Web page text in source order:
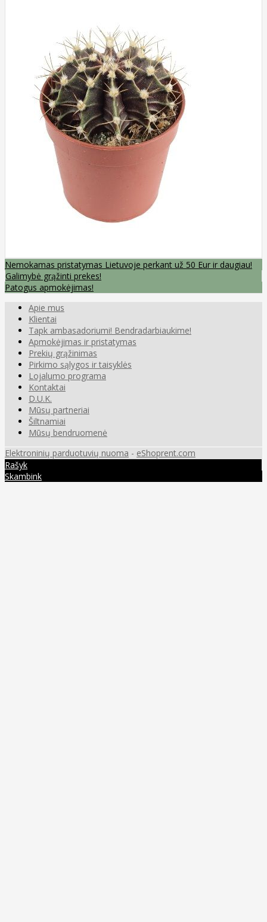
Nemokamas pristatymas Lietuvoje perkant už 50 Eur ir daugiau!
Galimybė grąžinti prekes!
Patogus apmokėjimas!
Apie mus
Klientai
Tapk ambasadoriumi! Bendradarbiaukime!
Apmokėjimas ir pristatymas
Prekių grąžinimas
Pirkimo sąlygos ir taisyklės
Lojalumo programa
Kontaktai
D.U.K.
Mūsų partneriai
Šiltnamiai
Mūsų bendruomenė
Elektroninių parduotuvių nuoma - eShoprent.com
Rašyk
Skambink